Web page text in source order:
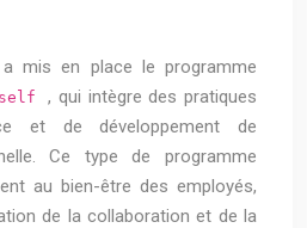
a mis en place le programme
, qui intègre des pratiques
et de développement de
Ce type de programme
au bien-être des employés,
de la collaboration et de la